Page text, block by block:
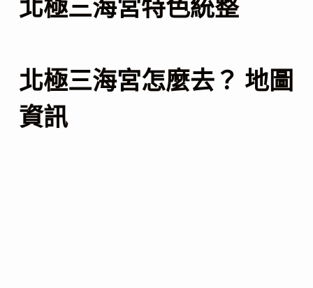
北極三海宮特色統整
北極三海宮怎麼去？ 地圖
資訊